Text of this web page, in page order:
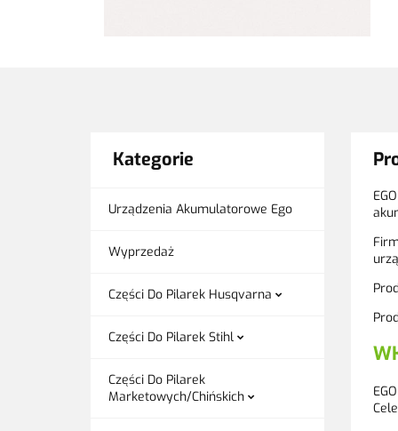
Kategorie
Urządzenia Akumulatorowe Ego
Wyprzedaż
Części Do Pilarek Husqvarna
Części Do Pilarek Stihl
Części Do Pilarek
Marketowych/Chińskich